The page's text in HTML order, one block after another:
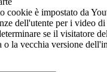
cookie è impostato da
dell'utente per i video
se il visitatore
o la vecchia versione